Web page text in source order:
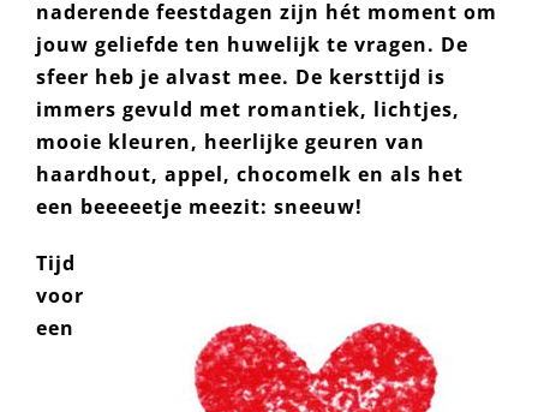
naderende feestdagen zijn hét moment om
jouw geliefde ten huwelijk te vragen. De
sfeer heb je alvast mee. De kersttijd is
immers gevuld met romantiek, lichtjes,
mooie kleuren, heerlijke geuren van
haardhout, appel, chocomelk en als het
een beeeeetje meezit: sneeuw!
Tijd
voor
een